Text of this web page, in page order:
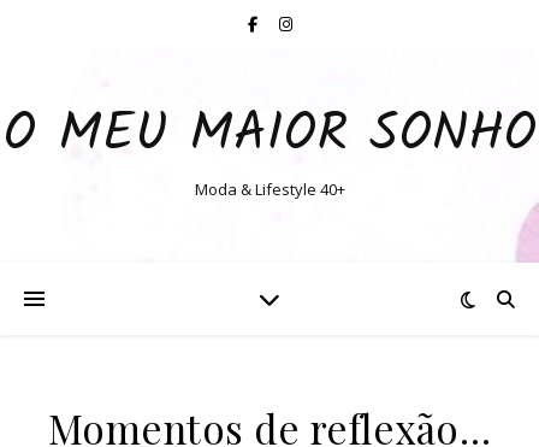
O MEU MAIOR SONHO
Moda & Lifestyle 40+
Momentos de reflexão…